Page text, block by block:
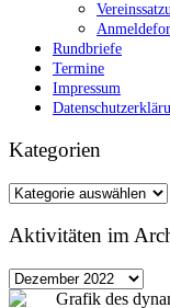
Rundbriefe
Termine
Impressum
Kategorien
Kategorien
Aktivitäten im
Aktivitäten
im